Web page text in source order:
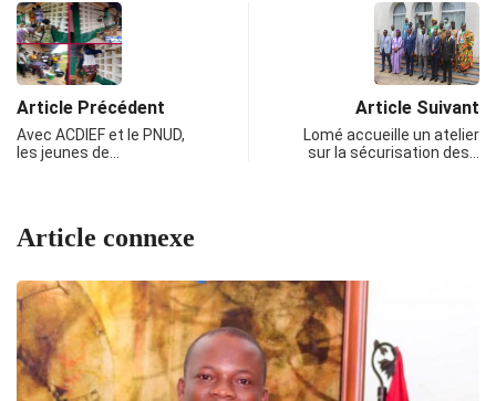
Article Précédent
Avec ACDIEF et le PNUD,
les jeunes de…
Article Suivant
Lomé accueille un atelier
sur la sécurisation des…
Article connexe